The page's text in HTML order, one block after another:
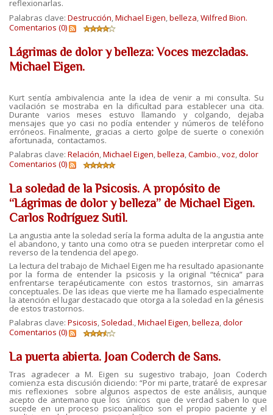
reflexionarlas.
Palabras clave: Destrucción,Michael Eigen,belleza,Wilfred Bion.
Comentarios (0)
Lágrimas de dolor y belleza: Voces mezcladas.
Michael Eigen.
Kurt sentía ambivalencia ante la idea de venir a mi consulta. Su
vacilación se mostraba en la dificultad para establecer una cita.
Durante varios meses estuvo llamando y colgando, dejaba
mensajes que yo casi no podía entender y números de teléfono
erróneos. Finalmente, gracias a cierto golpe de suerte o conexión
afortunada, contactamos.
Palabras clave: Relación,Michael Eigen,belleza,Cambio.,voz,dolor
Comentarios (0)
La soledad de la Psicosis. A propósito de
“Lágrimas de dolor y belleza” de Michael Eigen.
Carlos Rodríguez Sutil.
La angustia ante la soledad sería la forma adulta de la angustia ante
el abandono, y tanto una como otra se pueden interpretar como el
reverso de la tendencia del apego.
La lectura del trabajo de Michael Eigen me ha resultado apasionante
por la forma de entender la psicosis y la original “técnica” para
enfrentarse terapéuticamente con estos trastornos, sin amarras
conceptuales. De las ideas que vierte me ha llamado especialmente
la atención el lugar destacado que otorga a la soledad en la génesis
de estos trastornos.
Palabras clave: Psicosis, Soledad.,Michael Eigen,belleza,dolor
Comentarios (0)
La puerta abierta. Joan Coderch de Sans.
Tras agradecer a M. Eigen su sugestivo trabajo, Joan Coderch
comienza esta discusión diciendo: “Por mi parte, trataré de expresar
mis reflexiones sobre algunos aspectos de este análisis, aunque
acepto de antemano que los únicos que de verdad saben lo que
sucede en un proceso psicoanalítico son el propio paciente y el